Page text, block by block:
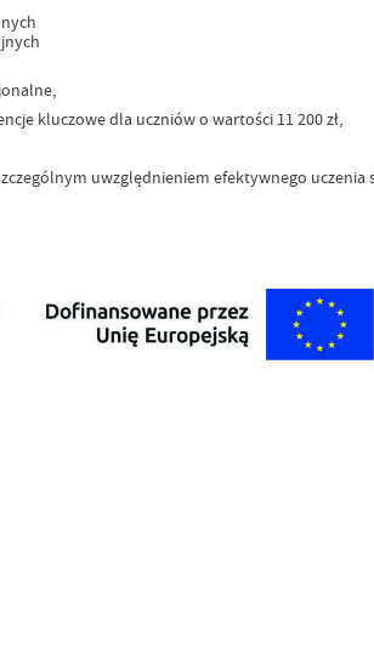
kluczowe dla uczniów o wartości 11 200 zł,
uwzględnieniem efektywnego